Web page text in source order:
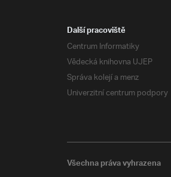
Další pracoviště
Centrum Informatiky
Vědecká knihovna UJEP
Správa kolejí a menz
Univerzitní centrum podpory
Všechna práva vyhrazena